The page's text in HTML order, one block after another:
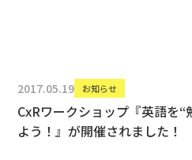
2017.05.19 お知らせ
CxRワークショップ『英語を
よう！』が開催されました！